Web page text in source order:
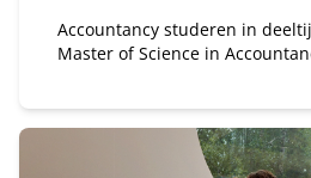
Accountancy studeren in
Master of Science in